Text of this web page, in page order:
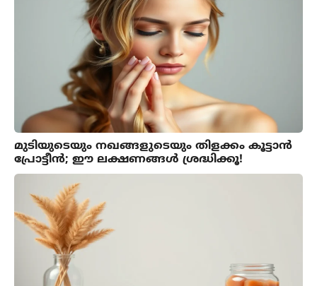
മുടിയുടെയും നഖങ്ങളുടെയും തിളക്കം കൂട്ടാൻ
പ്രോട്ടീൻ; ഈ ലക്ഷണങ്ങൾ ശ്രദ്ധിക്കൂ!